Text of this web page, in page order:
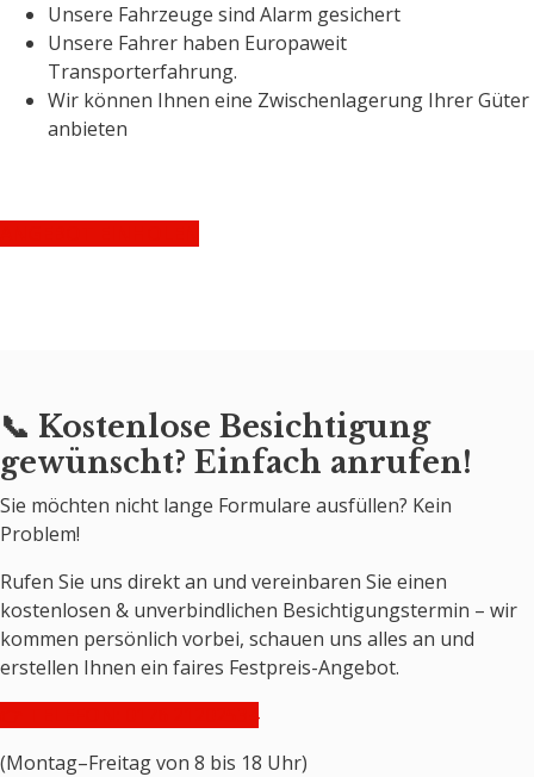
Unsere Fahrzeuge sind Alarm gesichert
Unsere Fahrer haben Europaweit
Transporterfahrung.
Wir können Ihnen eine Zwischenlagerung Ihrer Güter
anbieten
📞 Kostenlose Besichtigung
gewünscht? Einfach anrufen!
Sie möchten nicht lange Formulare ausfüllen? Kein
Problem!
Rufen Sie uns direkt an und vereinbaren Sie einen
kostenlosen & unverbindlichen Besichtigungstermin – wir
kommen persönlich vorbei, schauen uns alles an und
erstellen Ihnen ein faires Festpreis-Angebot.
(Montag–Freitag von 8 bis 18 Uhr)